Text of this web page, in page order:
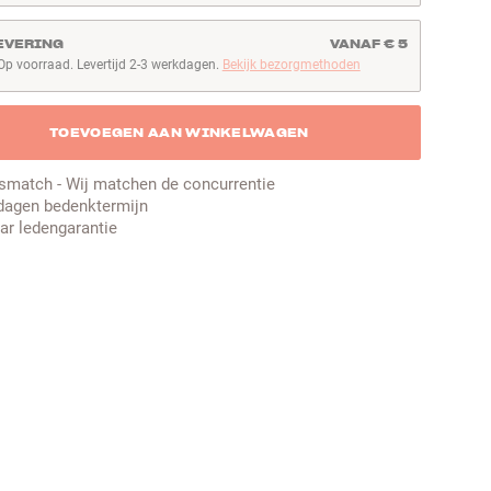
voorraad. Levertijd 2-3 werkdagen
voorraad. Levertijd 2-3 werkdagen. Bekijk bezorgmethoden
VANAF € 5
TOEVOEGEN AAN WINKELWAGEN
- Wij matchen de concurrentie
bedenktermijn
ledengarantie